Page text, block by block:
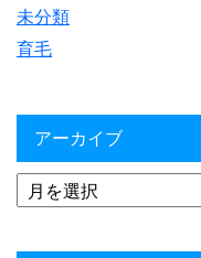
未分類
育毛
アーカイブ